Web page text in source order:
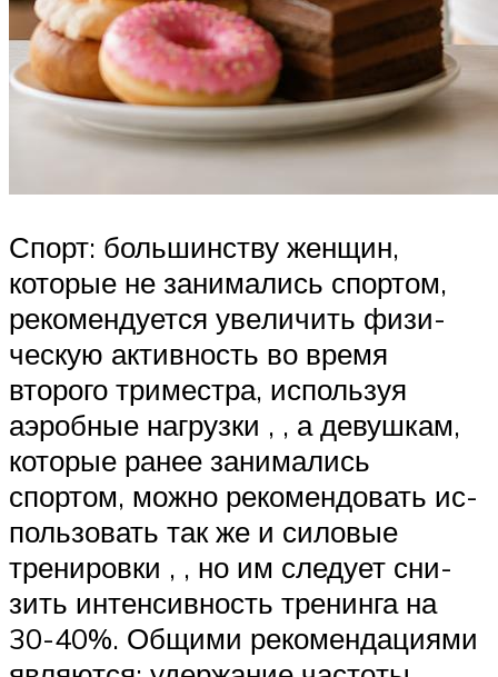
Спорт: большинству женщин,
которые не занимались спортом,
рекомендуется уве­ли­чить фи­зи­
чес­кую активность во время
второго триместра, используя
аэробные наг­руз­ки , , а де­вуш­кам,
которые ранее занимались
спортом, можно ре­ко­мен­до­вать ис­
поль­зо­вать так же и силовые
тренировки , , но им следует сни­
зить ин­тен­сив­ность тре­нин­га на
30-40%. Общими ре­ко­мен­да­ция­ми